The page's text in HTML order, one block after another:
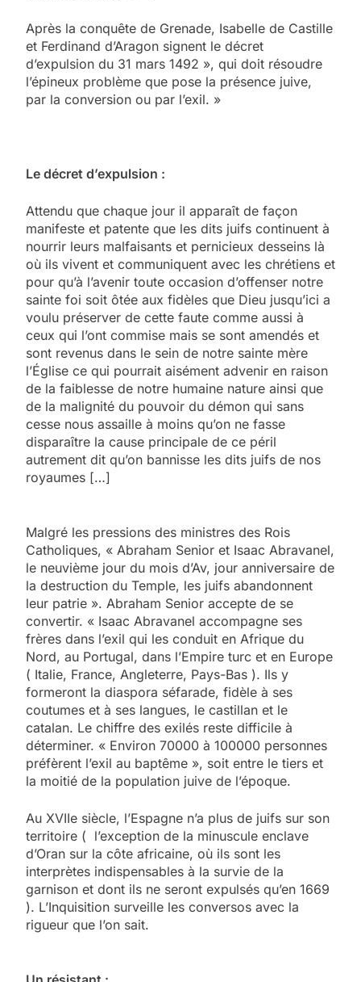
Après la conquête de Grenade, Isabelle de Castille
et Ferdinand d’Aragon signent le décret
d’expulsion du 31 mars 1492 », qui doit résoudre
l’épineux problème que pose la présence juive,
par la conversion ou par l’exil. »
Le décret d’expulsion :
Attendu que chaque jour il apparaît de façon
manifeste et patente que les dits juifs continuent à
nourrir leurs malfaisants et pernicieux desseins là
où ils vivent et communiquent avec les chrétiens et
pour qu’à l’avenir toute occasion d’offenser notre
sainte foi soit ôtée aux fidèles que Dieu jusqu’ici a
voulu préserver de cette faute comme aussi à
ceux qui l’ont commise mais se sont amendés et
sont revenus dans le sein de notre sainte mère
l’Église ce qui pourrait aisément advenir en raison
de la faiblesse de notre humaine nature ainsi que
de la malignité du pouvoir du démon qui sans
cesse nous assaille à moins qu’on ne fasse
disparaître la cause principale de ce péril
autrement dit qu’on bannisse les dits juifs de nos
royaumes […]
Malgré les pressions des ministres des Rois
Catholiques, « Abraham Senior et Isaac Abravanel,
le neuvième jour du mois d’Av, jour anniversaire de
la destruction du Temple, les juifs abandonnent
leur patrie ». Abraham Senior accepte de se
convertir. « Isaac Abravanel accompagne ses
frères dans l’exil qui les conduit en Afrique du
Nord, au Portugal, dans l’Empire turc et en Europe
( Italie, France, Angleterre, Pays-Bas ). Ils y
formeront la diaspora séfarade, fidèle à ses
coutumes et à ses langues, le castillan et le
catalan. Le chiffre des exilés reste difficile à
déterminer. « Environ 70000 à 100000 personnes
préfèrent l’exil au baptême », soit entre le tiers et
la moitié de la population juive de l’époque.
Au XVIIe siècle, l’Espagne n’a plus de juifs sur son
territoire ( l’exception de la minuscule enclave
d’Oran sur la côte africaine, où ils sont les
interprètes indispensables à la survie de la
garnison et dont ils ne seront expulsés qu’en 1669
). L’Inquisition surveille les conversos avec la
rigueur que l’on sait.